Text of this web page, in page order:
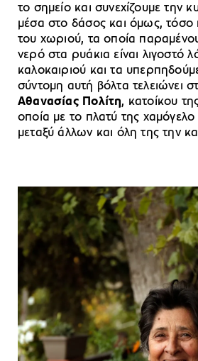
το σημείο και συνεχίζουμε την
μέσα στο δάσος και όμως, τόσο
του χωριού, τα οποία
νερό στα ρυάκια είναι λιγοστό
καλοκαιριού και τα
σύντομη αυτή βόλτα τελειώνει
Αθανασίας Πολίτη, κατοίκου
οποία με το πλατύ της χαμόγελο
μεταξύ άλλων και όλη της την